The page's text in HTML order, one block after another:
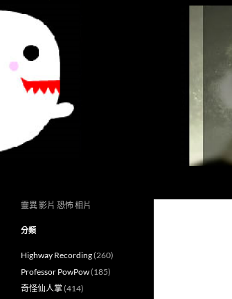
靈異 影片 恐怖 相片
分類
Highway Recording(260)
Professor PowPow(185)
奇怪仙人掌(414)